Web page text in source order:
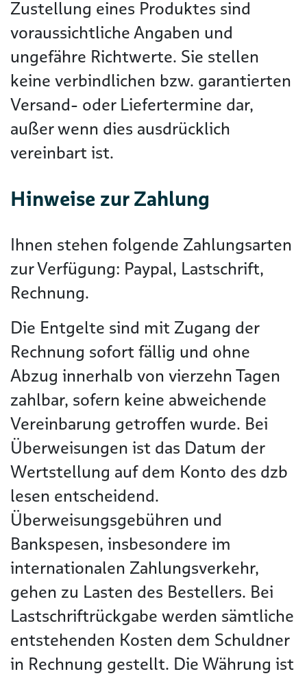
Zustellung eines Produktes sind
voraussichtliche Angaben und
ungefähre Richtwerte. Sie stellen
keine verbindlichen bzw. garantierten
Versand- oder Liefertermine dar,
außer wenn dies ausdrücklich
vereinbart ist.
Hinweise zur Zahlung
Ihnen stehen folgende Zahlungsarten
zur Verfügung: Paypal, Lastschrift,
Rechnung.
Die Entgelte sind mit Zugang der
Rechnung sofort fällig und ohne
Abzug innerhalb von vierzehn Tagen
zahlbar, sofern keine abweichende
Vereinbarung getroffen wurde. Bei
Überweisungen ist das Datum der
Wertstellung auf dem Konto des dzb
lesen entscheidend.
Überweisungsgebühren und
Bankspesen, insbesondere im
internationalen Zahlungsverkehr,
gehen zu Lasten des Bestellers. Bei
Lastschriftrückgabe werden sämtliche
entstehenden Kosten dem Schuldner
in Rechnung gestellt. Die Währung ist